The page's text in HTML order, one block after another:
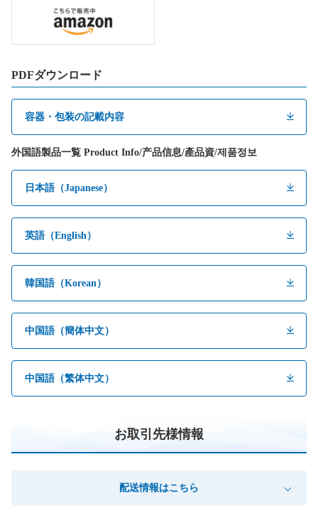
PDFダウンロード
容器・包装の記載内容
外国語製品一覧 Product Info/产品信息/產品資/제품정보
日本語（Japanese）
英語（English）
韓国語（Korean）
中国語（簡体中文）
中国語（繁体中文）
お取引先様情報
配送情報はこちら